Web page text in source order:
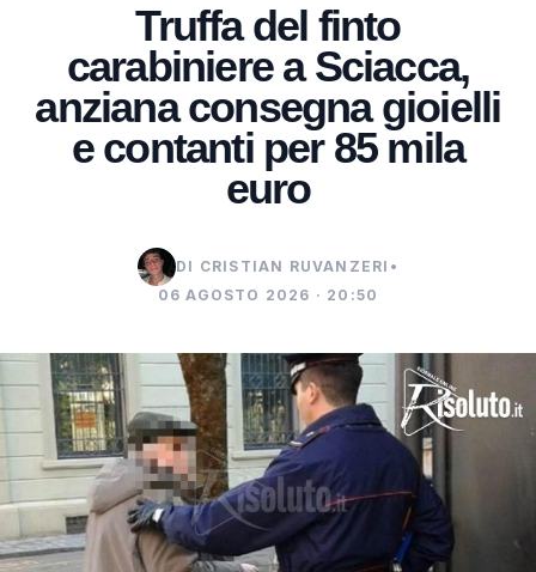
Truffa del finto
carabiniere a Sciacca,
anziana consegna gioielli
e contanti per 85 mila
euro
DI CRISTIAN RUVANZERI •
06 AGOSTO 2026 · 20:50